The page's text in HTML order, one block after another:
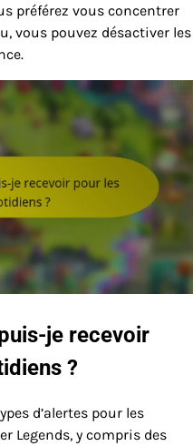
préférez vous concentrer
vous pouvez désactiver les
je recevoir
?
d’alertes pour les
Legends, y compris des